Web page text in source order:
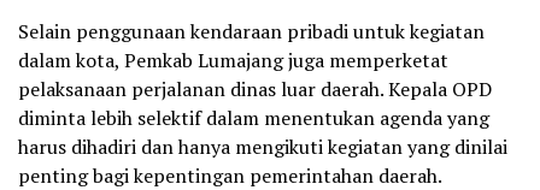
Selain penggunaan kendaraan pribadi untuk kegiatan
dalam kota, Pemkab Lumajang juga memperketat
pelaksanaan perjalanan dinas luar daerah. Kepala OPD
diminta lebih selektif dalam menentukan agenda yang
harus dihadiri dan hanya mengikuti kegiatan yang dinilai
penting bagi kepentingan pemerintahan daerah.